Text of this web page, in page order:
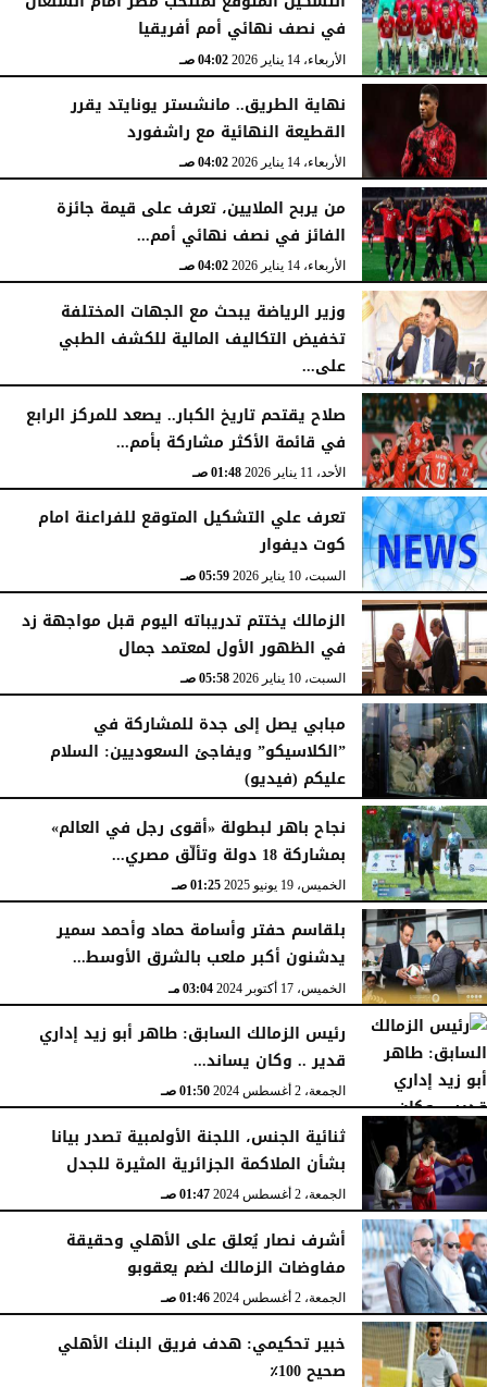
في نصف نهائي أمم أفريقيا
الأربعاء، 14 يناير 2026 04:02 صـ
نهاية الطريق.. مانشستر يونايتد يقرر
القطيعة النهائية مع راشفورد
الأربعاء، 14 يناير 2026 04:02 صـ
من يربح الملايين، تعرف على قيمة جائزة
الفائز في نصف نهائي أمم...
الأربعاء، 14 يناير 2026 04:02 صـ
وزير الرياضة يبحث مع الجهات المختلفة
تخفيض التكاليف المالية للكشف الطبي
على...
الأربعاء، 14 يناير 2026 03:56 صـ
صلاح يقتحم تاريخ الكبار.. يصعد للمركز الرابع
في قائمة الأكثر مشاركة بأمم...
الأحد، 11 يناير 2026 01:48 صـ
تعرف علي التشكيل المتوقع للفراعنة امام
كوت ديفوار
السبت، 10 يناير 2026 05:59 صـ
الزمالك يختتم تدريباته اليوم قبل مواجهة زد
في الظهور الأول لمعتمد جمال
السبت، 10 يناير 2026 05:58 صـ
مبابي يصل إلى جدة للمشاركة في
”الكلاسيكو” ويفاجئ السعوديين: السلام
عليكم (فيديو)
السبت، 10 يناير 2026 05:57 صـ
نجاح باهر لبطولة «أقوى رجل في العالم»
بمشاركة 18 دولة وتألّق مصري...
الخميس، 19 يونيو 2025 01:25 صـ
بلقاسم حفتر وأسامة حماد وأحمد سمير
يدشنون أكبر ملعب بالشرق الأوسط...
الخميس، 17 أكتوبر 2024 03:04 مـ
رئيس الزمالك السابق: طاهر أبو زيد إداري
قدير .. وكان يساند...
الجمعة، 2 أغسطس 2024 01:50 صـ
ثنائية الجنس، اللجنة الأولمبية تصدر بيانا
بشأن الملاكمة الجزائرية المثيرة للجدل
الجمعة، 2 أغسطس 2024 01:47 صـ
أشرف نصار يُعلق على الأهلي وحقيقة
مفاوضات الزمالك لضم يعقوبو
الجمعة، 2 أغسطس 2024 01:46 صـ
خبير تحكيمي: هدف فريق البنك الأهلي
صحيح 100٪